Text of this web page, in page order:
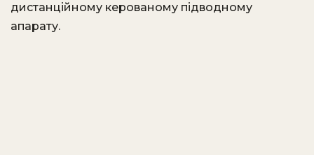
дистанційному керованому підводному
апарату.